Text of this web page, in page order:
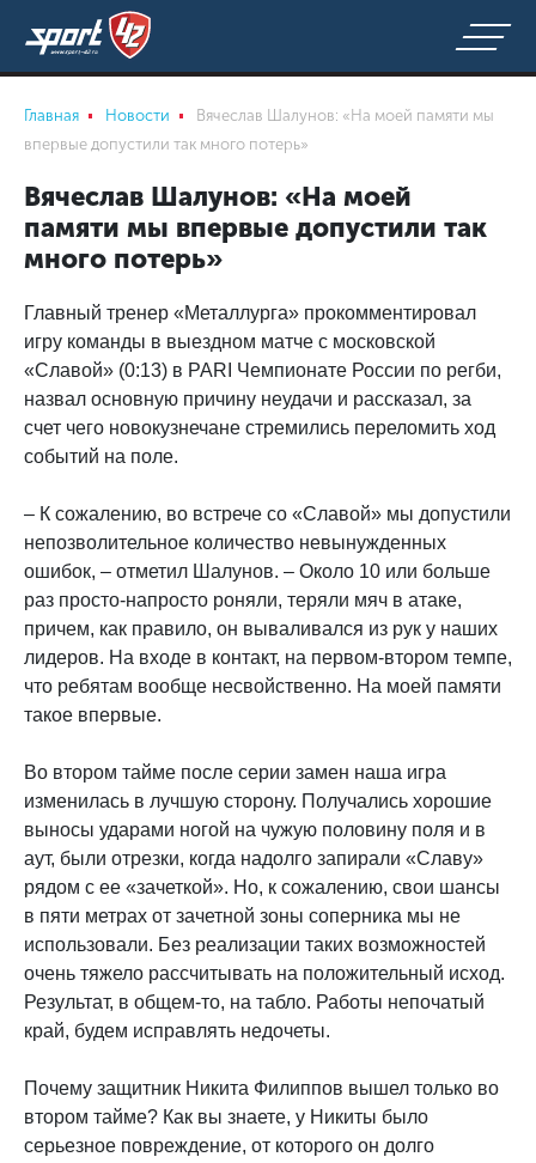
Главная Новости
Вячеслав Шалунов: «На моей памяти мы
впервые допустили так много потерь»
Вячеслав Шалунов: «На моей
памяти мы впервые допустили так
много потерь»
Главный тренер «Металлурга» прокомментировал
игру команды в выездном матче с московской
«Славой» (0:13) в PARI Чемпионате России по регби,
назвал основную причину неудачи и рассказал, за
счет чего новокузнечане стремились переломить ход
событий на поле.
– К сожалению, во встрече со «Славой» мы допустили
непозволительное количество невынужденных
ошибок, – отметил Шалунов. – Около 10 или больше
раз просто-напросто роняли, теряли мяч в атаке,
причем, как правило, он вываливался из рук у наших
лидеров. На входе в контакт, на первом-втором темпе,
что ребятам вообще несвойственно. На моей памяти
такое впервые.
Во втором тайме после серии замен наша игра
изменилась в лучшую сторону. Получались хорошие
выносы ударами ногой на чужую половину поля и в
аут, были отрезки, когда надолго запирали «Славу»
рядом с ее «зачеткой». Но, к сожалению, свои шансы
в пяти метрах от зачетной зоны соперника мы не
использовали. Без реализации таких возможностей
очень тяжело рассчитывать на положительный исход.
Результат, в общем-то, на табло. Работы непочатый
край, будем исправлять недочеты.
Почему защитник Никита Филиппов вышел только во
втором тайме? Как вы знаете, у Никиты было
серьезное повреждение, от которого он долго